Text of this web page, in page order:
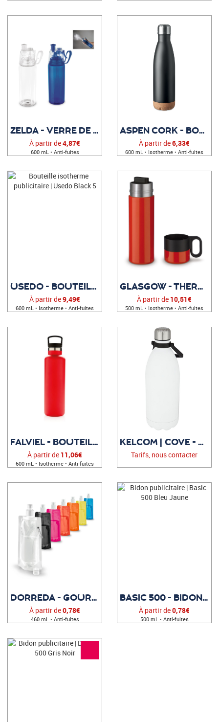
ZELDA - VERRE DE VOYAGE PUBLICITAIRE
À partir de4,87€
600 mL • Anti-fuites
ASPEN CORK - BOUTEILLE PERSONNALISABLE
À partir de6,33€
600 mL • Isotherme • Anti-fuites
USEDO - BOUTEILLE ISOTHERME PUBLICITAIRE
À partir de9,49€
600 mL • Isotherme • Anti-fuites
GLASGOW - THERMOS PUBLICITAIRE
À partir de 10,51€
500 mL • Isotherme • Anti-fuites
FALVIEL - BOUTEILLE PUBLICITAIRE
À partir de 11,06€
600 mL • Isotherme • Anti-fuites
KELCOM | COVE - BOUTEILLE ISOTHERME
Tarifs, nous contacter
DORREDA - GOURDE PUBLICITAIRE
À partir de0,78€
460 mL • Anti-fuites
BASIC 500 - BIDON PUBLICITAIRE
À partir de0,78€
500 mL • Anti-fuites